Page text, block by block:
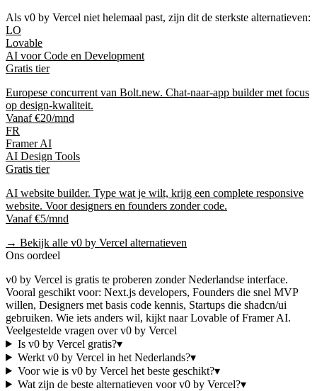
Als v0 by Vercel niet helemaal past, zijn dit de sterkste alternatieven:
LO
Lovable
AI voor Code en Development
Gratis tier
Europese concurrent van Bolt.new. Chat-naar-app builder met focus
op design-kwaliteit.
Vanaf €20/mnd
FR
Framer AI
AI Design Tools
Gratis tier
AI website builder. Type wat je wilt, krijg een complete responsive
website. Voor designers en founders zonder code.
Vanaf €5/mnd
→ Bekijk alle v0 by Vercel alternatieven
Ons oordeel
v0 by Vercel is gratis te proberen zonder Nederlandse interface.
Vooral geschikt voor: Next.js developers, Founders die snel MVP
willen, Designers met basis code kennis, Startups die shadcn/ui
gebruiken. Wie iets anders wil, kijkt naar Lovable of Framer AI.
Veelgestelde vragen overv0 by Vercel
Is v0 by Vercel gratis?▾
Werkt v0 by Vercel in het Nederlands?▾
Voor wie is v0 by Vercel het beste geschikt?▾
Wat zijn de beste alternatieven voorv0 by Vercel?▾